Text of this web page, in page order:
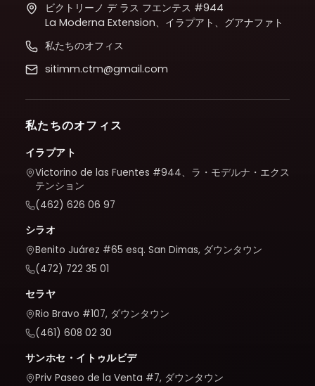
ビクトリーノ デ ラス フエンテス #944
La Moderna Extension、イラプアト、グアナファト
私たちのオフィス
sitimm.ctm@gmail.com
私たちのオフィス
イラプアト
Victorino de las Fuentes #944、ラ・モデルナ・エクス
テンション
(462) 626 06 97
シラオ
Benito Juárez #65 esq. San Dimas, ダウンタウン
(472) 722 35 01
セラヤ
Rio Bravo #107, ダウンタウン
(461) 608 02 30
サンホセ・イトゥルビデ
Priv Paseo de la Venta #7, ダウンタウン